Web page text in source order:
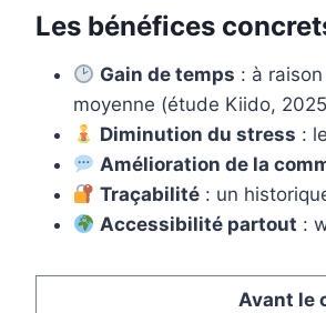
Les bénéfices
Gain de temps : à
moyenne (étude Kiido,
Diminution du stress :
Amélioration de la
Traçabilité : un
Accessibilité partout :
Avant le